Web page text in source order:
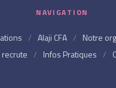
NAVIGATION
/ Alaji CFA / Notre
recrute / Infos Pratiques /